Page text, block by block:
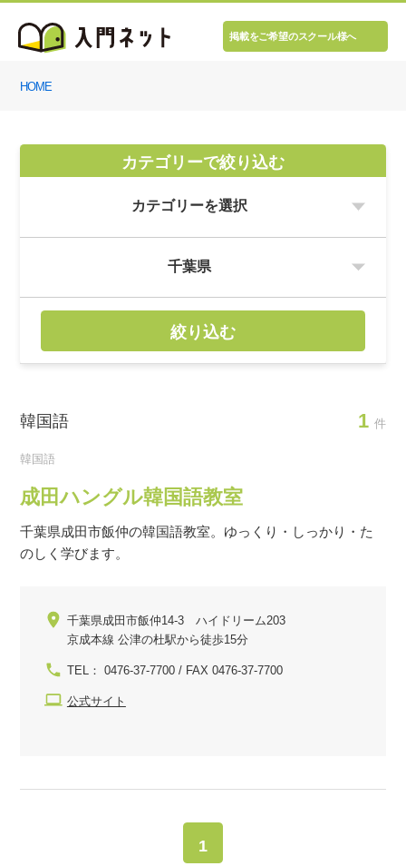
掲載をご希望のスクール様へ
HOME
カテゴリーで絞り込む
絞り込む
韓国語 1 件
韓国語
成田ハングル韓国語教室
千葉県成田市飯仲の韓国語教室。ゆっくり・しっかり・た
のしく学びます。
千葉県成田市飯仲14-3 ハイドリーム203
京成本線 公津の杜駅から徒歩15分
TEL： 0476-37-7700 / FAX 0476-37-7700
公式サイト
1